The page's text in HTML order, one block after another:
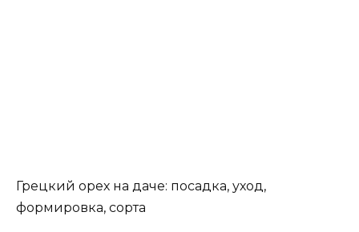
Грецкий орех на даче: посадка, уход,
формировка, сорта